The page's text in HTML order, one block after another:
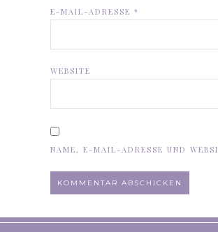
E-MAIL-ADRESSE *
WEBSITE
NAME, E-MAIL-ADRESSE UND
ALTERNATIVE: